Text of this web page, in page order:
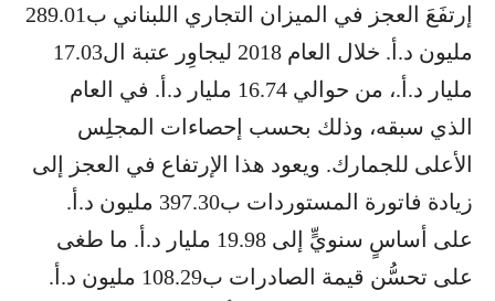
إرتفَعَ العجز في الميزان التجاري اللبناني ب289.01
مليون د.أ. خلال العام 2018 ليجاوِر عتبة ال17.03
مليار د.أ.، من حوالي 16.74 مليار د.أ. في العام
الذي سبقه، وذلك بحسب إحصاءات المجلِس
الأعلى للجمارك. ويعود هذا الإرتفاع في العجز إلى
زيادة فاتورة المستوردات ب397.30 مليون د.أ.
على أساسٍ سنويٍّ إلى 19.98 مليار د.أ. ما طغى
على تحسُّن قيمة الصادرات ب108.29 مليون د.أ.